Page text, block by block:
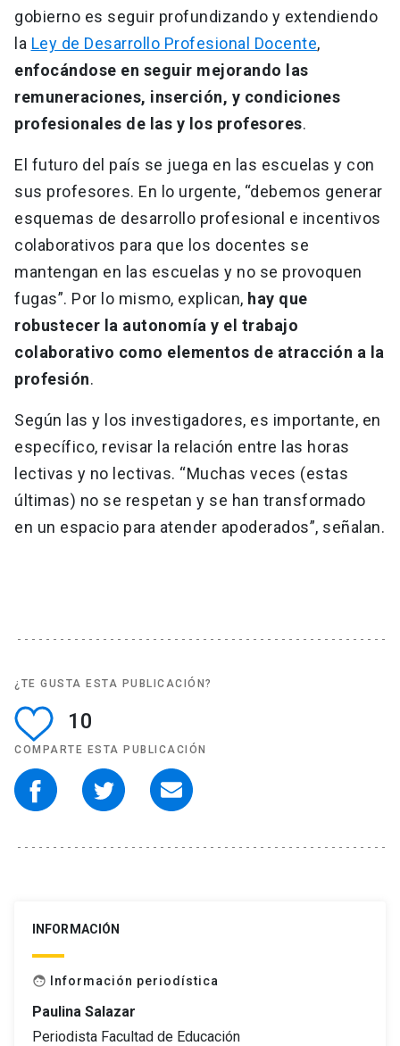
gobierno es seguir profundizando y extendiendo
la Ley de Desarrollo Profesional Docente,
enfocándose en seguir mejorando las
remuneraciones, inserción, y condiciones
profesionales de las y los profesores.
El futuro del país se juega en las escuelas y con
sus profesores. En lo urgente, “debemos generar
esquemas de desarrollo profesional e incentivos
colaborativos para que los docentes se
mantengan en las escuelas y no se provoquen
fugas”. Por lo mismo, explican, hay que
robustecer la autonomía y el trabajo
colaborativo como elementos de atracción a la
profesión.
Según las y los investigadores, es importante, en
específico, revisar la relación entre las horas
lectivas y no lectivas. “Muchas veces (estas
últimas) no se respetan y se han transformado
en un espacio para atender apoderados”, señalan.
¿TE GUSTA ESTA PUBLICACIÓN?
10
COMPARTE ESTA PUBLICACIÓN
INFORMACIÓN
face Información periodística
Paulina Salazar
Periodista Facultad de Educación